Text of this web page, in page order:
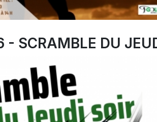
SCRAMBLE DU